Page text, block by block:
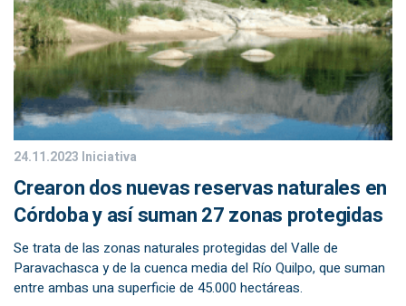
24.11.2023 Iniciativa
Crearon dos nuevas reservas naturales en
Córdoba y así suman 27 zonas protegidas
Se trata de las zonas naturales protegidas del Valle de
Paravachasca y de la cuenca media del Río Quilpo, que suman
entre ambas una superficie de 45.000 hectáreas.